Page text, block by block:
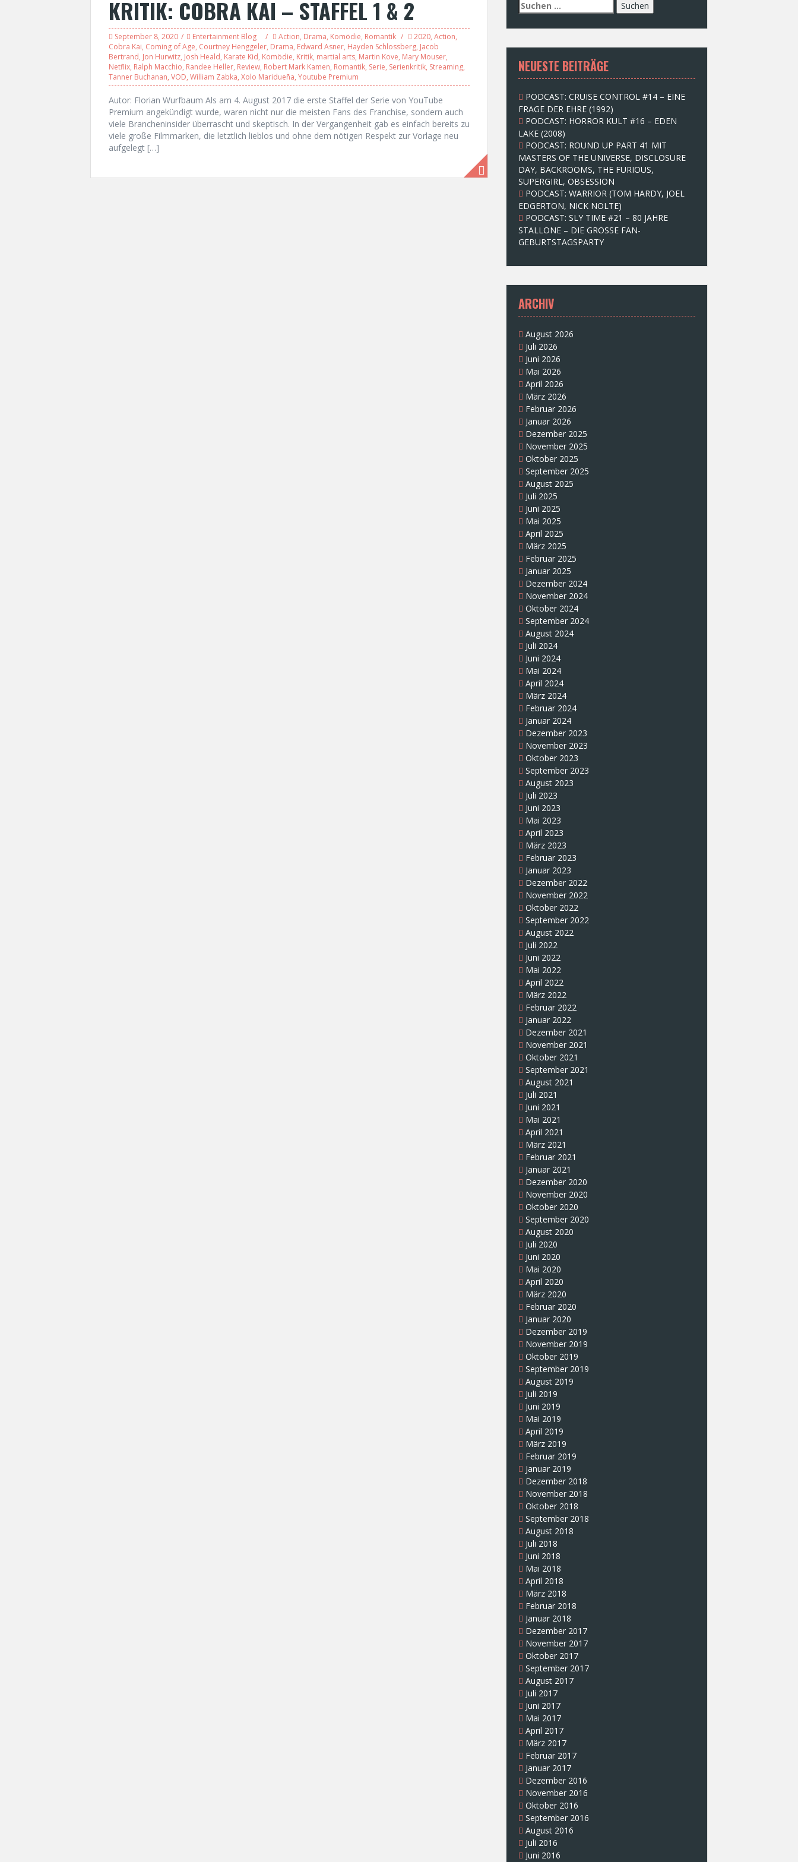
KRITIK: COBRA KAI – STAFFEL 1 & 2
September 8, 2020 Entertainment Blog Action, Drama, Komödie, Romantik 2020, Action,
Cobra Kai, Coming of Age, Courtney Henggeler, Drama, Edward Asner, Hayden Schlossberg, Jacob
Bertrand, Jon Hurwitz, Josh Heald, Karate Kid, Komödie, Kritik, martial arts, Martin Kove, Mary Mouser,
Netflix, Ralph Macchio, Randee Heller, Review, Robert Mark Kamen, Romantik, Serie, Serienkritik, Streaming,
Tanner Buchanan, VOD, William Zabka, Xolo Maridueña, Youtube Premium
Autor: Florian Wurfbaum Als am 4. August 2017 die erste Staffel der Serie von YouTube
Premium angekündigt wurde, waren nicht nur die meisten Fans des Franchise, sondern auch
viele Brancheninsider überrascht und skeptisch. In der Vergangenheit gab es einfach bereits zu
viele große Filmmarken, die letztlich lieblos und ohne dem nötigen Respekt zur Vorlage neu
aufgelegt […]
S
u
c
e
n
n
c
h
:
NEUESTE BEITRÄGE
PODCAST: CRUISE CONTROL #14 – EINE
FRAGE DER EHRE (1992)
PODCAST: HORROR KULT #16 – EDEN
LAKE (2008)
PODCAST: ROUND UP PART 41 MIT
MASTERS OF THE UNIVERSE, DISCLOSURE
DAY, BACKROOMS, THE FURIOUS,
SUPERGIRL, OBSESSION
PODCAST: WARRIOR (TOM HARDY, JOEL
EDGERTON, NICK NOLTE)
PODCAST: SLY TIME #21 – 80 JAHRE
STALLONE – DIE GROSSE FAN-
GEBURTSTAGSPARTY
ARCHIV
August 2026
Juli 2026
Juni 2026
Mai 2026
April 2026
März 2026
Februar 2026
Januar 2026
Dezember 2025
November 2025
Oktober 2025
September 2025
August 2025
Juli 2025
Juni 2025
Mai 2025
April 2025
März 2025
Februar 2025
Januar 2025
Dezember 2024
November 2024
Oktober 2024
September 2024
August 2024
Juli 2024
Juni 2024
Mai 2024
April 2024
März 2024
Februar 2024
Januar 2024
Dezember 2023
November 2023
Oktober 2023
September 2023
August 2023
Juli 2023
Juni 2023
Mai 2023
April 2023
März 2023
Februar 2023
Januar 2023
Dezember 2022
November 2022
Oktober 2022
September 2022
August 2022
Juli 2022
Juni 2022
Mai 2022
April 2022
März 2022
Februar 2022
Januar 2022
Dezember 2021
November 2021
Oktober 2021
September 2021
August 2021
Juli 2021
Juni 2021
Mai 2021
April 2021
März 2021
Februar 2021
Januar 2021
Dezember 2020
November 2020
Oktober 2020
September 2020
August 2020
Juli 2020
Juni 2020
Mai 2020
April 2020
März 2020
Februar 2020
Januar 2020
Dezember 2019
November 2019
Oktober 2019
September 2019
August 2019
Juli 2019
Juni 2019
Mai 2019
April 2019
März 2019
Februar 2019
Januar 2019
Dezember 2018
November 2018
Oktober 2018
September 2018
August 2018
Juli 2018
Juni 2018
Mai 2018
April 2018
März 2018
Februar 2018
Januar 2018
Dezember 2017
November 2017
Oktober 2017
September 2017
August 2017
Juli 2017
Juni 2017
Mai 2017
April 2017
März 2017
Februar 2017
Januar 2017
Dezember 2016
November 2016
Oktober 2016
September 2016
August 2016
Juli 2016
Juni 2016